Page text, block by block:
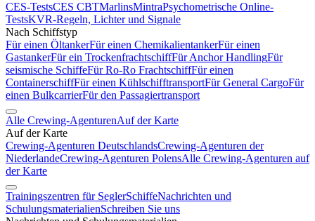
CES-TestsCES CBTMarlinsMintraPsychometrische Online-
TestsKVR-Regeln, Lichter und Signale
Nach Schiffstyp
Für einen ÖltankerFür einen ChemikalientankerFür einen
GastankerFür ein TrockenfrachtschiffFür Anchor HandlingFür
seismische SchiffeFür Ro-Ro FrachtschiffFür einen
ContainerschiffFür einen KühlschifftransportFür General CargoFür
einen BulkcarrierFür den Passagiertransport
Alle Crewing-AgenturenAuf der Karte
Auf der Karte
Crewing-Agenturen DeutschlandsCrewing-Agenturen der
NiederlandeCrewing-Agenturen PolensAlle Crewing-Agenturen auf
der Karte
Trainingszentren für SeglerSchiffeNachrichten und
SchulungsmaterialienSchreiben Sie uns